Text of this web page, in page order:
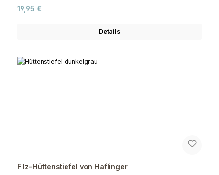
Regulärer Preis:
19,95 €
Details
Filz-Hüttenstiefel von Haflinger